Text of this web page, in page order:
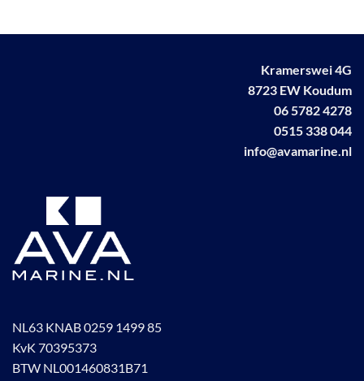
Kramerswei 4G
8723 EW Koudum
06 5782 4278
0515 338 044
info@avamarine.nl
NL63 KNAB 0259 1499 85
KvK 70395373
BTW NL001460831B71